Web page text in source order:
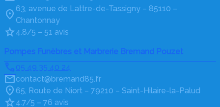
63, avenue de Lattre-de-Tassigny – 85110 –
Chantonnay
4.8/5 – 51 avis
Pompes Funèbres et Marbrerie Bremand Pouzet
05 49 35 40 24
contact@bremand85.fr
65, Route de Niort – 79210 – Saint-Hilaire-la-Palud
4.7/5 – 76 avis